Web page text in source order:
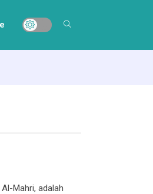
Mahri, adalah